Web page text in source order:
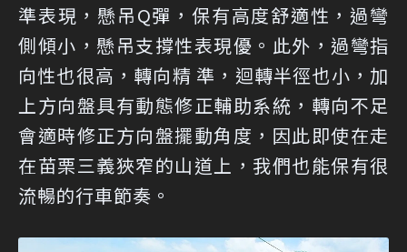
準表現，懸吊Q彈，保有高度舒適性，過彎
側傾小，懸吊支撐性表現優。此外，過彎指
向性也很高，轉向精 準，迴轉半徑也小，加
上方向盤具有動態修正輔助系統，轉向不足
會適時修正方向盤擺動角度，因此即使在走
在苗栗三義狹窄的山道上，我們也能保有很
流暢的行車節奏。